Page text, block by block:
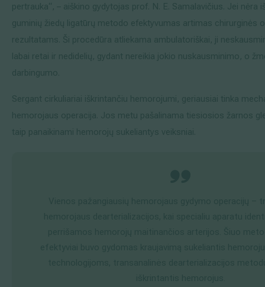
pertrauka“, – aiškino gydytojas prof. N. E. Samalavičius. Jei nėra
guminių žiedų ligatūrų metodo efektyvumas artimas chirurginės
rezultatams. Ši procedūra atliekama ambulatoriškai, ji
labai retai ir nedidelių, gydant nereikia jokio nuskausminimo, o
darbingumo.
Sergant cirkuliariai iškrintančiu hemorojumi, geriausiai tinka
hemorojaus operacija. Jos metu pašalinama tiesiosios žarnos
taip panaikinami hemorojų sukeliantys veiksniai.